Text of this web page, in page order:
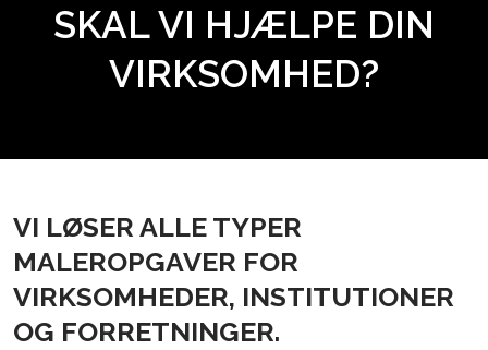
SKAL VI HJÆLPE DIN
VIRKSOMHED?
VI LØSER ALLE TYPER
MALEROPGAVER FOR
VIRKSOMHEDER, INSTITUTIONER
OG FORRETNINGER.